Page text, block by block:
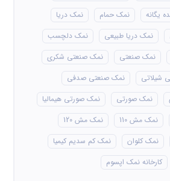
یگانه
نمک حمام
نمک دریا
نمک دریا طبیعی
نمک دلچسب
نمک صنعتی
نمک صنعتی شکری
شیلاتی
نمک صنعتی صدفی
نمک صورتی
نمک صورتی هیمالیا
نمک مش 110
نمک مش 120
نمک کلوان
نمک کم سدیم کیمیا
کارخانه نمک اپسوم